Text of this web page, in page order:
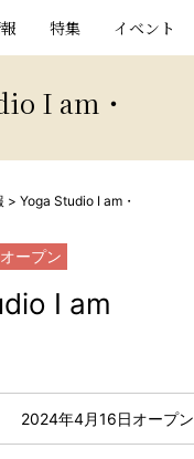
特集 イベント
I am・
> Yoga Studio I am・
オープン
I am
2024年4月16日オープン